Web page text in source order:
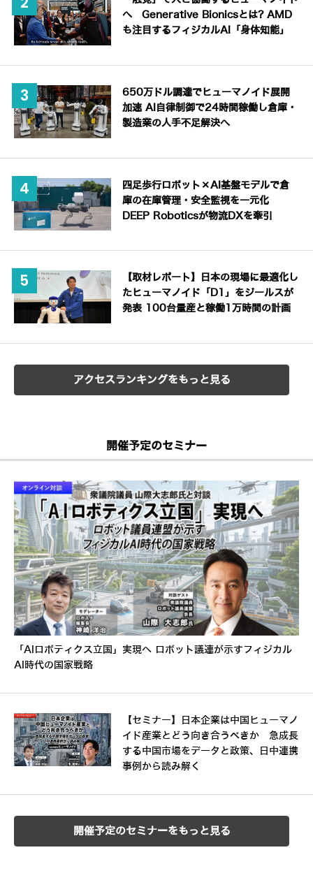
へ Generative Bionicsとは? AMD
も注目するフィジカルAI「身体知能」
650万ドル調達でヒューマノイド展開
加速 AI自律制御で24時間稼働し倉庫・
製造業の人手不足解決へ
四足歩行ロボット×AI基盤モデルで倉
庫の在庫管理・安全監視を一元化
DEEP Roboticsが物流DXを牽引
【取材レポート】日本の現場に最適化し
たヒューマノイド「D1」をジールスが
発表 100台量産と稼働1万時間の計画
アクセスランキングをもっと見る
開催予定のセミナー
「AIロボティクス立国」実現へ ロボット議連が示すフィジカル
AI時代の国家戦略
【セミナー】日本企業は中国ヒューマノ
イド産業とどう向き合うべきか 急成長
する中国市場をデータと政策、日中連携
事例から読み解く
開催予定のセミナーをもっと見る